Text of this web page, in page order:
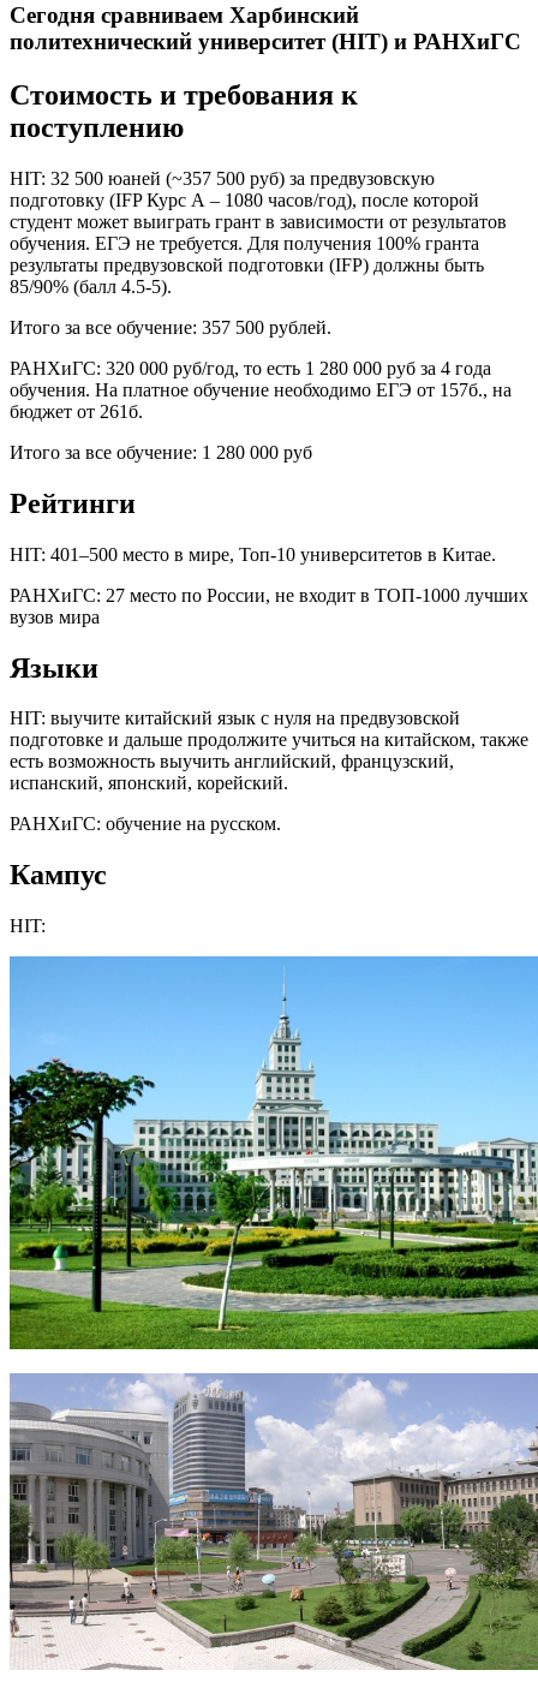
Сегодня сравниваем Харбинский
политехнический университет(HIT) и РАНХиГС
Стоимость и требования к
поступлению
HIT: 32 500 юаней (~357 500 руб) за предвузовскую
подготовку (IFP Курс А – 1080 часов/год), после которой
студент может выиграть грант в зависимости от результатов
обучения. ЕГЭ не требуется. Для получения 100% гранта
результаты предвузовской подготовки (IFP) должны быть
85/90% (балл 4.5-5).
Итого за все обучение: 357 500 рублей.
РАНХиГС: 320 000 руб/год, то есть 1 280 000 руб за 4 года
обучения. На платное обучение необходимо ЕГЭ от 157б., на
бюджет от 261б.
Итого за все обучение: 1 280 000 руб
Рейтинги
HIT: 401–500 место в мире, Топ-10 университетов в Китае.
РАНХиГС: 27 место по России, не входит в ТОП-1000 лучших
вузов мира
Языки
HIT: выучите китайский язык с нуля на предвузовской
подготовке и дальше продолжите учиться на китайском, также
есть возможность выучить английский, французский,
испанский, японский, корейский.
РАНХиГС: обучение на русском.
Кампус
HIT: